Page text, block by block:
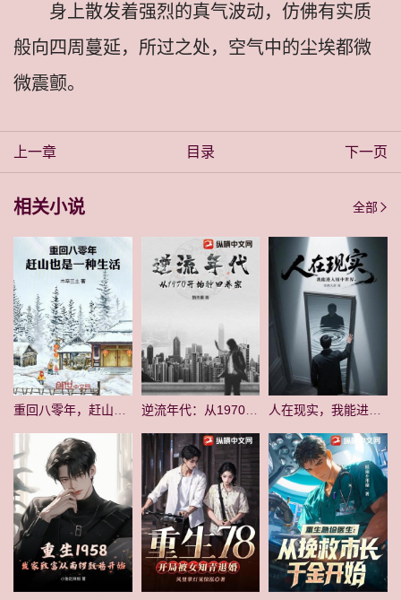
身上散发着强烈的真气波动，仿佛有实质
般向四周蔓延，所过之处，空气中的尘埃都微
微震颤。
上一章 目录 下一页
相关小说 全部
逆流年代：从1970开始种田养家